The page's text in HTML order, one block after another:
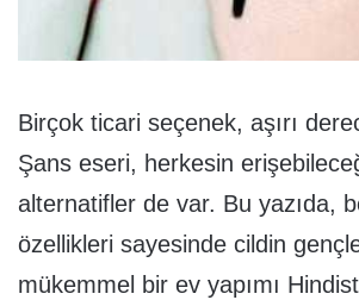
Birçok ticari seçenek, aşırı
Şans eseri, herkesin
alternatifler de var. Bu yazıda,
özellikleri sayesinde cildin
mükemmel bir ev yapımı